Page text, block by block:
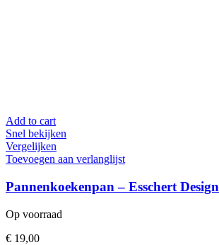
Add to cart
Snel bekijken
Vergelijken
Toevoegen aan verlanglijst
Pannenkoekenpan – Esschert Design
Op voorraad
€ 19,00